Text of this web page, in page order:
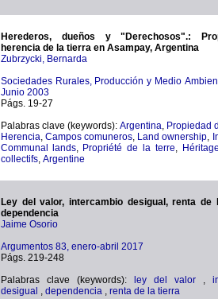
Herederos, dueños y "Derechosos".:
herencia de la tierra en Asampay, Argentina
Zubrzycki, Bernarda
Sociedades Rurales, Producción y Medio
Junio 2003
Págs. 19-27
Palabras clave (keywords): Argentina Propiedad
Herencia Campos comuneros Land ownership
Communal lands
Propriété de la terre
collectifs Argentine
Ley del valor, intercambio desigual, renta de
dependencia
Jaime Osorio
Argumentos 83, enero-abril 2017
Págs. 219-248
Palabras clave (keywords): ley del valor
desigual
dependencia renta de la tierra